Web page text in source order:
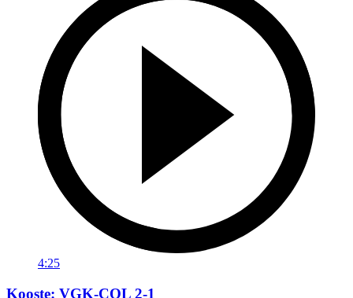
4:25
Kooste: VGK-COL 2-1